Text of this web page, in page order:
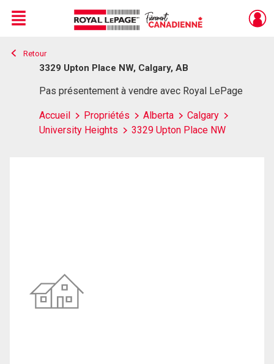
Live
En Direct
Menu
Retour
3329 Upton Place NW, Calgary, AB
Pas présentement à vendre avec Royal LePage
Accueil Propriétés Alberta
Calgary
University Heights
3329 Upton Place NW